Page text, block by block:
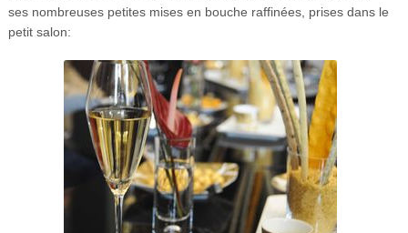
ses nombreuses petites mises en bouche raffinées, prises dans le
petit salon: